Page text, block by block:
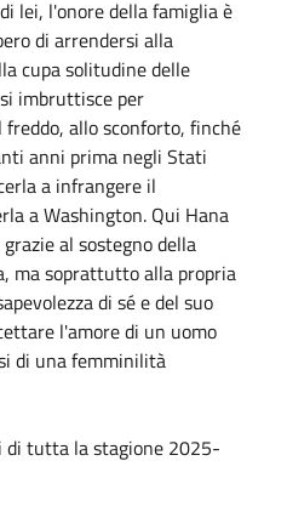
lei, l'onore della famiglia è
di arrendersi alla
cupa solitudine delle
imbruttisce per
allo sconforto, finché
anni prima negli Stati
a infrangere il
a Washington. Qui Hana
al sostegno della
ma soprattutto alla propria
di sé e del suo
l'amore di un uomo
di una femminilità
di tutta la stagione 2025-